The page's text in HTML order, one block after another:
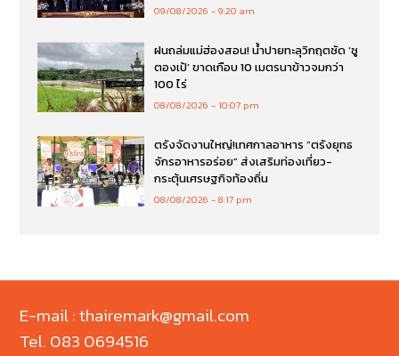
09/08/2026 9:20 am
ฝนถล่มแม่ฮ่องสอน! น้ำปายทะลุวิกฤตซัด ‘ซู
ตองเป้’ ขาดเกือบ 10 เมตรนาข้าวจมกว่า
100 ไร่
08/08/2026 10:07 pm
ตรังจัดงานใหญ่!เทศกาลอาหาร “ตรังยุทธ
จักรอาหารอร่อย” ส่งเสริมท่องเที่ยว-
กระตุ้นเศรษฐกิจท้องถิ่น
08/08/2026 8:17 pm
E-mail : thairemark@gmail.com
Tel. 083 0694516